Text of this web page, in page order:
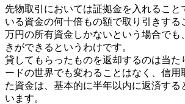
先物取引においては証拠金を入れること
いる資金の何十倍もの額で取り引きする
万円の所有資金しかないという場合でも
きができるというわけです。
貸してもらったものを返却するのは当た
ードの世界でも変わることはなく、信用
た資金は、基本的に半年以内に返済する
います。